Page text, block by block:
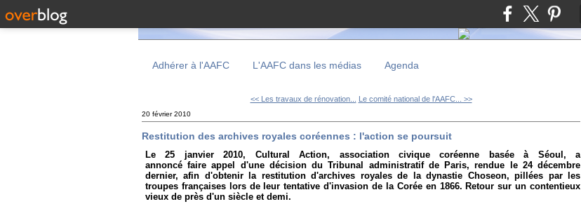
Adhérer à l'AAFC L'AAFC dans les médias Agenda
<< Les travaux de rénovation... Le comité national de l'AAFC... >>
20 février 2010
Restitution des archives royales coréennes : l'action se poursuit
Le 25 janvier 2010, Cultural Action, association civique coréenne basée à Séoul, a
annoncé faire appel d'une décision du Tribunal administratif de Paris, rendue le 24 décembre
dernier, afin d'obtenir la restitution d'archives royales de la dynastie Choseon, pillées par les
troupes françaises lors de leur tentative d'invasion de la Corée en 1866. Retour sur un contentieux
vieux de près d'un siècle et demi.